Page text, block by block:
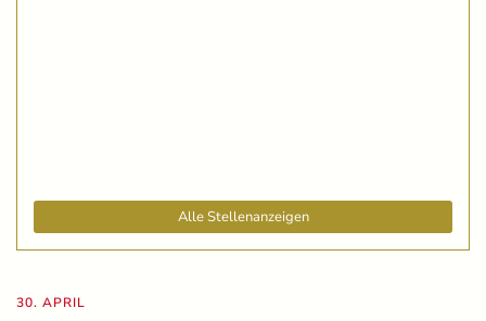
Alle Stellenanzeigen
30. APRIL